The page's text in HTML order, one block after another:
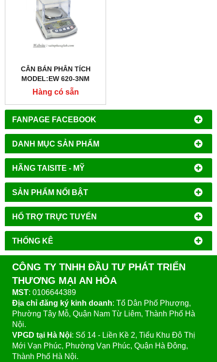
FANPAGE FACEBOOK
DANH MỤC SẢN PHẨM
HÃNG TAISITE - MỸ
SẢN PHẨM NỔI BẬT
HỔ TRỢ TRỰC TUYẾN
THỐNG KÊ
CÂN BÁN PHÂN TÍCH
MODEL:EW 620-3NM
Hàng có sẵn
CÔNG TY TNHH ĐẦU TƯ PHÁT TRIỂN
THƯƠNG MẠI AN HÒA
MST: 0106644389
Địa chỉ đăng ký kinh doanh: Tổ Dân Phố Phượng,
Phường Tây Mỗ, Quận Nam Từ Liêm, Thành Phố Hà
Nội.
VPGD tại Hà Nội: Số 14 - Liền Kề 2, Tiểu Khu Đô Thị
Mới Vạn Phúc, Phường Vạn Phúc, Quận Hà Đông,
Thành Phố Hà Nội.